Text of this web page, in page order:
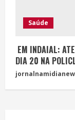
Saúde
EM INDAIAL:
DIA 20 NA